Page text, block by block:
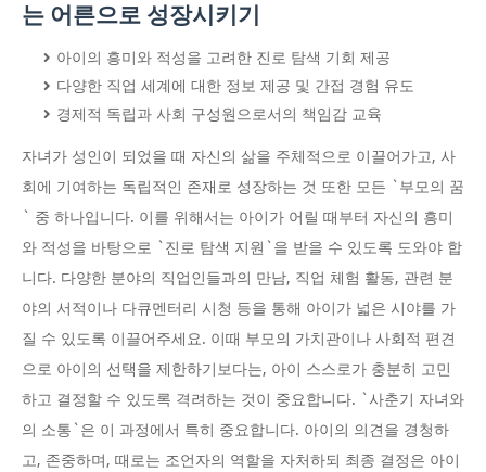
는 어른으로 성장시키기
아이의 흥미와 적성을 고려한 진로 탐색 기회 제공
다양한 직업 세계에 대한 정보 제공 및 간접 경험 유도
경제적 독립과 사회 구성원으로서의 책임감 교육
자녀가 성인이 되었을 때 자신의 삶을 주체적으로 이끌어가고, 사
회에 기여하는 독립적인 존재로 성장하는 것 또한 모든 `부모의 꿈
` 중 하나입니다. 이를 위해서는 아이가 어릴 때부터 자신의 흥미
와 적성을 바탕으로 `진로 탐색 지원`을 받을 수 있도록 도와야 합
니다. 다양한 분야의 직업인들과의 만남, 직업 체험 활동, 관련 분
야의 서적이나 다큐멘터리 시청 등을 통해 아이가 넓은 시야를 가
질 수 있도록 이끌어주세요. 이때 부모의 가치관이나 사회적 편견
으로 아이의 선택을 제한하기보다는, 아이 스스로가 충분히 고민
하고 결정할 수 있도록 격려하는 것이 중요합니다. `사춘기 자녀와
의 소통`은 이 과정에서 특히 중요합니다. 아이의 의견을 경청하
고, 존중하며, 때로는 조언자의 역할을 자처하되 최종 결정은 아이